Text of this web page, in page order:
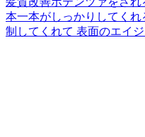
本一本がしっかりしてく
制してくれて 表面のエイジ